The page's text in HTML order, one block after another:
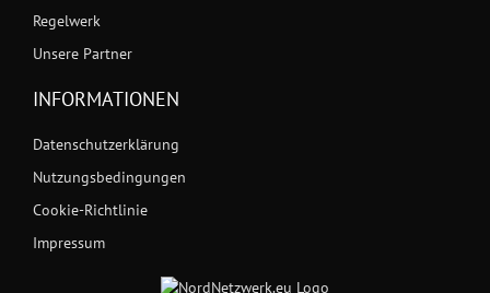
Regelwerk
Unsere Partner
INFORMATIONEN
Datenschutzerklärung
Nutzungsbedingungen
Cookie-Richtlinie
Impressum